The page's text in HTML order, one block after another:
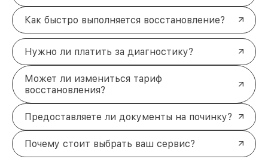
Как быстро выполняется восстановление?
Нужно ли платить за диагностику?
Может ли измениться тариф
восстановления?
Предоставляете ли документы на починку?
Почему стоит выбрать ваш сервис?